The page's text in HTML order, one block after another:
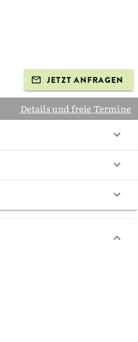
JETZT ANFRAGEN
Details und freie Termine